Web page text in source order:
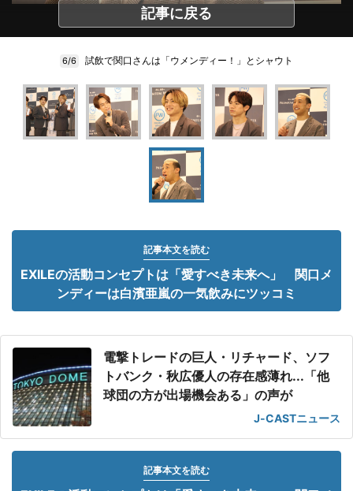
記事に戻る
6/6 試飲で関口さんは「ウメンディー！」とシャウト
記事本文を読む
EXILEの活動コンセプトは「愛すべき未来へ」 関口メ
ンディーは白濱亜嵐の一気飲みにツッコミ
電撃トレードの巨人・リチャード、ソフ
トバンク・秋広優人の存在感薄れ...「他
球団の方が出場機会ある」の声が
J-CASTニュース
記事本文を読む